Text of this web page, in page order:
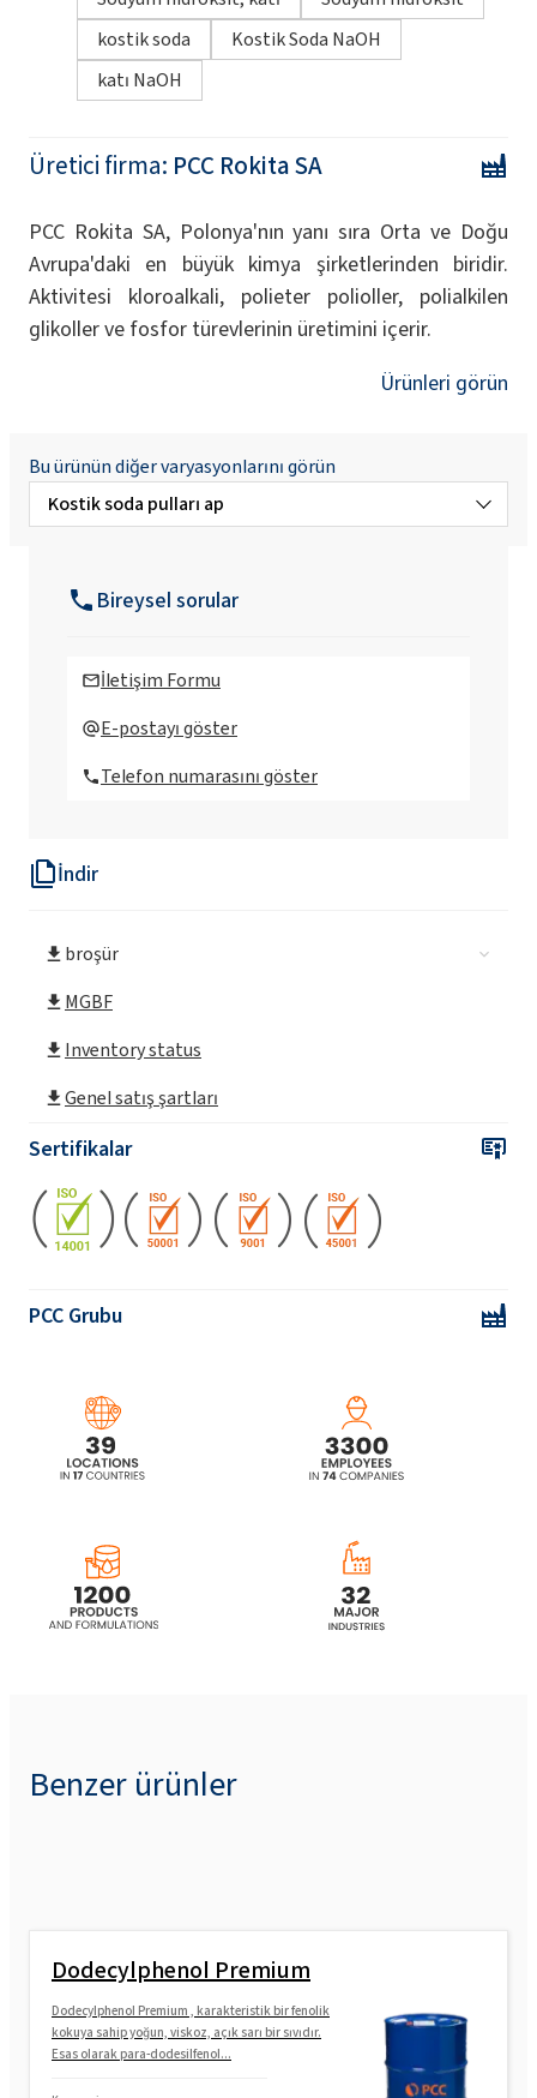
İndir
broşür
MGBF
Inventory status
Genel satış şartları
Sertifikalar
PCC Grubu
kostik soda
Kostik Soda NaOH
katı NaOH
Üretici firma: PCC Rokita SA
PCC Rokita SA, Polonya'nın yanı sıra Orta ve Doğu
Avrupa'daki en büyük kimya şirketlerinden biridir.
Aktivitesi kloroalkali, polieter polioller, polialkilen
glikoller ve fosfor türevlerinin üretimini içerir.
Ürünleri görün
Bu ürünün diğer varyasyonlarını görün
Kostik soda pulları ap
Kostik soda pulları farmasötik sınıf (PF)
Bireysel sorular
İletişim Formu
E-postayı göster
Telefon numarasını göster
Benzer ürünler
Dodecylphenol Premium
Dodecylphenol Premium , karakteristik bir fenolik
kokuya sahip yoğun, viskoz, açık sarı bir sıvıdır.
Esas olarak para-dodesilfenol...